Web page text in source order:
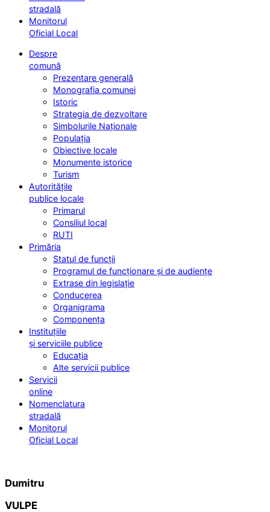
stradală
Monitorul
Oficial Local
Despre
comună
Prezentare generală
Monografia comunei
Istoric
Strategia de dezvoltare
Simbolurile Naționale
Populația
Obiective locale
Monumente istorice
Turism
Autoritățile
publice locale
Primarul
Consiliul local
RUTI
Primăria
Statul de funcții
Programul de funcționare și de audiențe
Extrase din legislație
Conducerea
Organigrama
Componența
Instituțiile
și serviciile publice
Educația
Alte servicii publice
Servicii
online
Nomenclatura
stradală
Monitorul
Oficial Local
Dumitru
VULPE